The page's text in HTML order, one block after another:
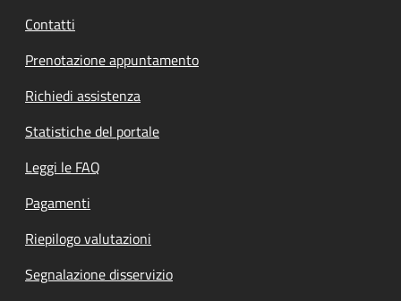
Contatti
Prenotazione appuntamento
Richiedi assistenza
Statistiche del portale
Leggi le FAQ
Pagamenti
Riepilogo valutazioni
Segnalazione disservizio